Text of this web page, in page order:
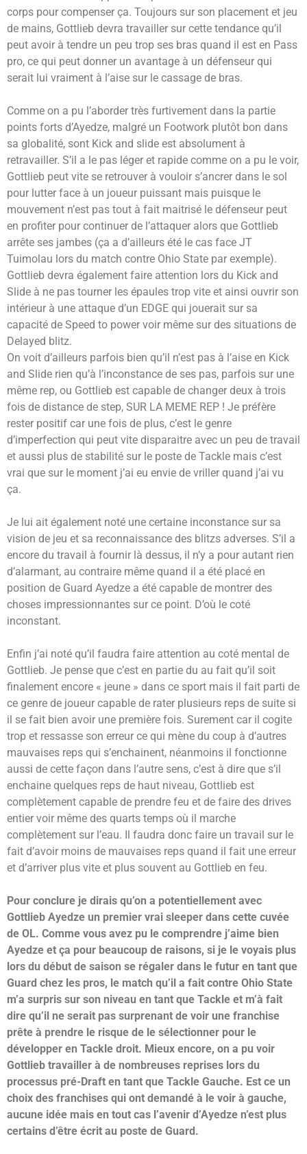
corps pour compenser ça. Toujours sur son placement et jeu
de mains, Gottlieb devra travailler sur cette tendance qu’il
peut avoir à tendre un peu trop ses bras quand il est en Pass
pro, ce qui peut donner un avantage à un défenseur qui
serait lui vraiment à l’aise sur le cassage de bras.
Comme on a pu l’aborder très furtivement dans la partie
points forts d’Ayedze, malgré un Footwork plutôt bon dans
sa globalité, sont Kick and slide est absolument à
retravailler. S’il a le pas léger et rapide comme on a pu le voir,
Gottlieb peut vite se retrouver à vouloir s’ancrer dans le sol
pour lutter face à un joueur puissant mais puisque le
mouvement n’est pas tout à fait maitrisé le défenseur peut
en profiter pour continuer de l’attaquer alors que Gottlieb
arrête ses jambes (ça a d’ailleurs été le cas face JT
Tuimolau lors du match contre Ohio State par exemple).
Gottlieb devra également faire attention lors du Kick and
Slide à ne pas tourner les épaules trop vite et ainsi ouvrir son
intérieur à une attaque d’un EDGE qui jouerait sur sa
capacité de Speed to power voir même sur des situations de
Delayed blitz.
On voit d’ailleurs parfois bien qu’il n’est pas à l’aise en Kick
and Slide rien qu’à l’inconstance de ses pas, parfois sur une
même rep, ou Gottlieb est capable de changer deux à trois
fois de distance de step, SUR LA MEME REP ! Je préfère
rester positif car une fois de plus, c’est le genre
d’imperfection qui peut vite disparaitre avec un peu de travail
et aussi plus de stabilité sur le poste de Tackle mais c’est
vrai que sur le moment j’ai eu envie de vriller quand j’ai vu
ça.
Je lui ait également noté une certaine inconstance sur sa
vision de jeu et sa reconnaissance des blitzs adverses. S’il a
encore du travail à fournir là dessus, il n’y a pour autant rien
d’alarmant, au contraire même quand il a été placé en
position de Guard Ayedze a été capable de montrer des
choses impressionnantes sur ce point. D’où le coté
inconstant.
Enfin j’ai noté qu’il faudra faire attention au coté mental de
Gottlieb. Je pense que c’est en partie du au fait qu’il soit
finalement encore « jeune » dans ce sport mais il fait parti de
ce genre de joueur capable de rater plusieurs reps de suite si
il se fait bien avoir une première fois. Surement car il cogite
trop et ressasse son erreur ce qui mène du coup à d’autres
mauvaises reps qui s’enchainent, néanmoins il fonctionne
aussi de cette façon dans l’autre sens, c’est à dire que s’il
enchaine quelques reps de haut niveau, Gottlieb est
complètement capable de prendre feu et de faire des drives
entier voir même des quarts temps où il marche
complètement sur l’eau. Il faudra donc faire un travail sur le
fait d’avoir moins de mauvaises reps quand il fait une erreur
et d’arriver plus vite et plus souvent au Gottlieb en feu.
Pour conclure je dirais qu’on a potentiellement avec
Gottlieb Ayedze un premier vrai sleeper dans cette cuvée
de OL. Comme vous avez pu le comprendre j’aime bien
Ayedze et ça pour beaucoup de raisons, si je le voyais plus
lors du début de saison se régaler dans le futur en tant que
Guard chez les pros, le match qu’il a fait contre Ohio State
m’a surpris sur son niveau en tant que Tackle et m’à fait
dire qu’il ne serait pas surprenant de voir une franchise
prête à prendre le risque de le sélectionner pour le
développer en Tackle droit. Mieux encore, on a pu voir
Gottlieb travailler à de nombreuses reprises lors du
processus pré-Draft en tant que Tackle Gauche. Est ce un
choix des franchises qui ont demandé à le voir à gauche,
aucune idée mais en tout cas l’avenir d’Ayedze n’est plus
certains d’être écrit au poste de Guard.